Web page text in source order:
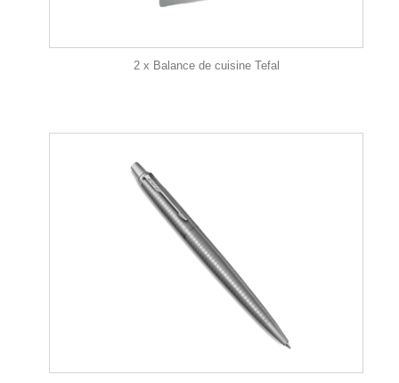
2 x Balance de cuisine Tefal